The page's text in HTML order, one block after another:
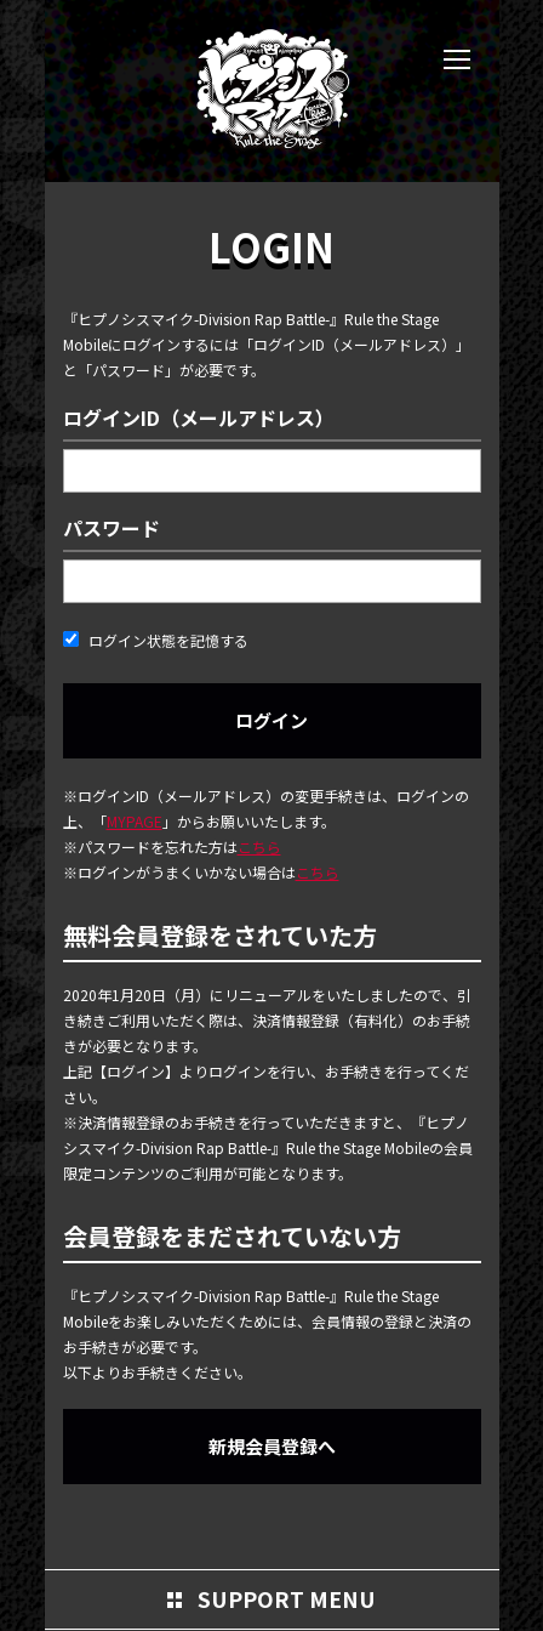
NEWS
TICKET
PHOTOGALLERY
BLOG
MOVIE
SCHEDULE
MAIL MAGAZINE / BIRTHDAY MAIL
MY PAGE
MEMBER'S CARD
LOGIN
『ヒプノシスマイク-Division Rap Battle-』Rule the Stage
Mobileにログインするには「ログインID（メールアドレス）」
と「パスワード」が必要です。
ログインID（メールアドレス）
パスワード
ログイン状態を記憶する
※ログインID（メールアドレス）の変更手続きは、ログインの
上、「MYPAGE 」からお願いいたします。
※パスワードを忘れた方はこちら
※ログインがうまくいかない場合はこちら
無料会員登録をされていた方
2020年1月20日（月）にリニューアルをいたしましたので、引
き続きご利用いただく際は、決済情報登録（有料化）のお手続
きが必要となります。
上記【ログイン】よりログインを行い、お手続きを行ってくだ
さい。
※決済情報登録のお手続きを行っていただきますと、『ヒプノ
シスマイク-Division Rap Battle-』Rule the Stage Mobileの会員
限定コンテンツのご利用が可能となります。
会員登録をまだされていない方
『ヒプノシスマイク-Division Rap Battle-』Rule the Stage
Mobileをお楽しみいただくためには、会員情報の登録と決済の
お手続きが必要です。
以下よりお手続きください。
新規会員登録へ
SUPPORT MENU